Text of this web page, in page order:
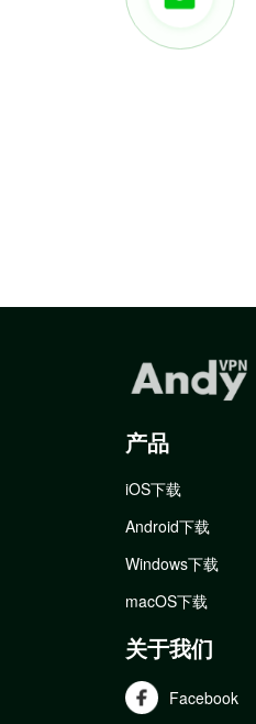
产品
iOS下载
Android下载
Windows下载
macOS下载
关于我们
Facebook